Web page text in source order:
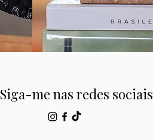
Siga-me nas redes sociais